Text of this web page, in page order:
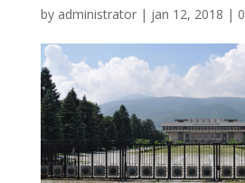
by administrator| jan 12, 2018 |